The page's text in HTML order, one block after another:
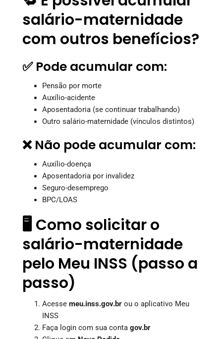
salário-maternidade
com outros benefícios?
✅ Pode acumular com:
Pensão por morte
Auxílio-acidente
Aposentadoria (se continuar trabalhando)
Outro salário-maternidade (vínculos distintos)
❌ Não pode acumular com:
Auxílio-doença
Aposentadoria por invalidez
Seguro-desemprego
BPC/LOAS
🖥️ Como solicitar o
salário-maternidade
pelo Meu INSS (passo a
passo)
Acesse meu.inss.gov.br ou o aplicativo Meu
INSS
Faça login com sua conta gov.br